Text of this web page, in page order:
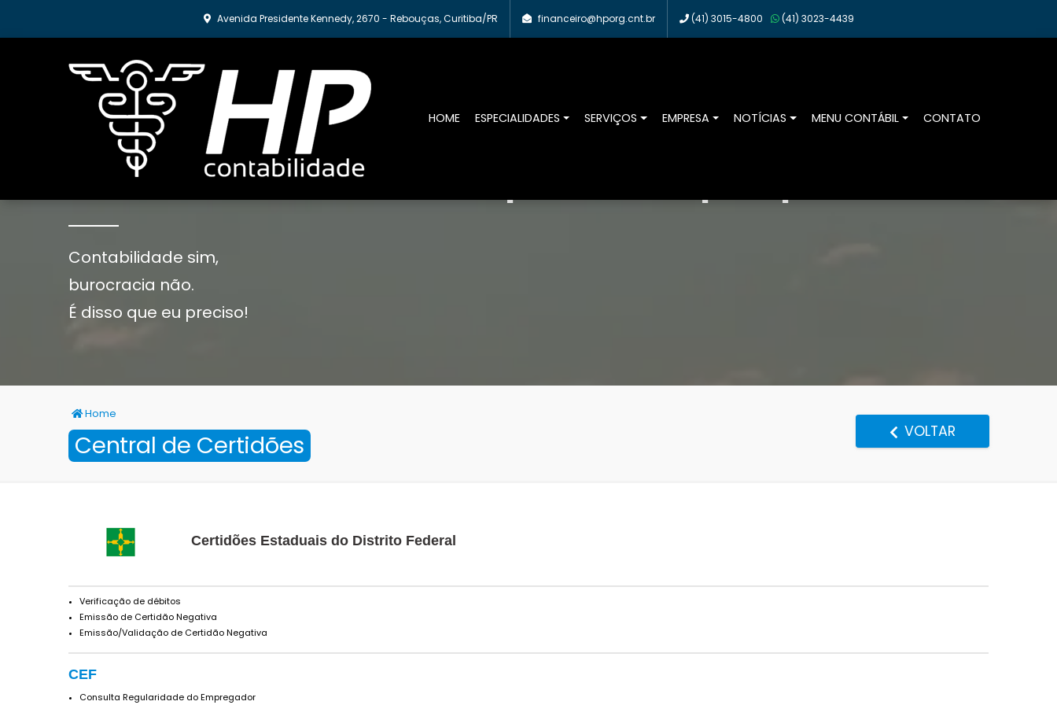
Avenida Presidente Kennedy, 2670 - Rebouças, Curitiba/PR financeiro@hporg.cnt.br (41) 3015-4800 (41) 3023-4439
HOME ESPECIALIDADES SERVIÇOS EMPRESA NOTÍCIAS MENU CONTÁBIL CONTATO
Tenha a contabilidade da sua empresa cuidada por especialistas.
Contabilidade sim,
burocracia não.
É disso que eu preciso!
Home
Central de Certidões VOLTAR
Certidões Estaduais do Distrito Federal
Verificação de débitos
Emissão de Certidão Negativa
Emissão/Validação de Certidão Negativa
CEF
Consulta Regularidade do Empregador